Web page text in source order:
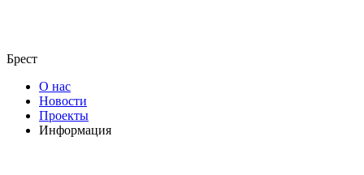
Брест
О нас
Новости
Проекты
Информация